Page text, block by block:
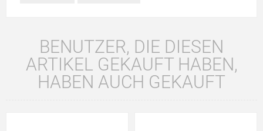
BENUTZER, DIE DIESEN
ARTIKEL GEKAUFT HABEN,
HABEN AUCH GEKAUFT